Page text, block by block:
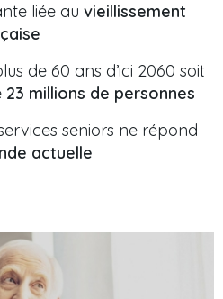
liée au vieillissement
de 60 ans d’ici 2060 soit
23 millions de personnes
seniors ne répond
actuelle